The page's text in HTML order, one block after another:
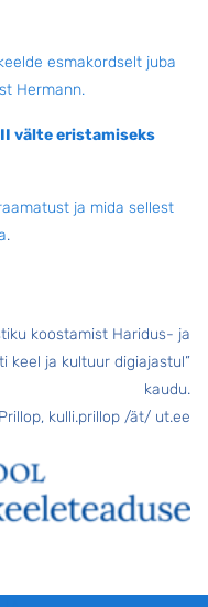
esmakordselt juba
Hermann.
välte eristamiseks
ja mida sellest
.
koostamist Haridus- ja
keel ja kultuur digiajastul”
kaudu.
kulli.prillop /ät/ ut.ee